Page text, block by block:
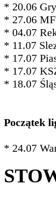
* 20.06
* 27.06
* 04.07
* 11.07
* 17.07
* 17.07
* 18.07
Początek
* 24.07